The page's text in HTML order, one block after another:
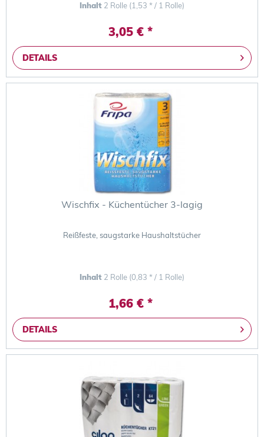
Inhalt 2 Rolle (1,53 * / 1 Rolle)
3,05 € *
DETAILS
Wischfix - Küchentücher 3-lagig
Reißfeste, saugstarke Haushaltstücher
Inhalt 2 Rolle (0,83 * / 1 Rolle)
1,66 € *
DETAILS